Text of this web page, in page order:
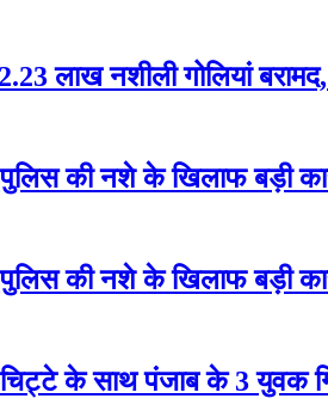
2.23 लाख नशीली गोलियां
पुलिस की नशे के खिलाफ बड़ी
पुलिस की नशे के खिलाफ बड़ी
चिट्टे के साथ पंजाब के 3 युवक